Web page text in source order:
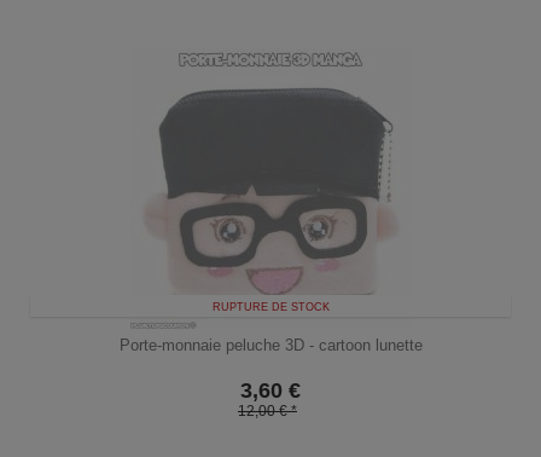
RUPTURE DE STOCK
Porte-monnaie peluche 3D - cartoon lunette
3,60 €
12,00 € *